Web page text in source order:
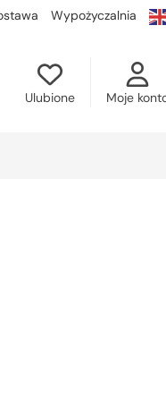
Wypożyczalnia
Ulubione Moje